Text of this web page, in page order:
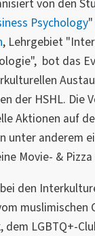
von den
Psychology"
, Lehrgebiet
bot das
der HSHL. Die
Aktionen auf
unter anderem
Movie- &
den
LGBTQ+-